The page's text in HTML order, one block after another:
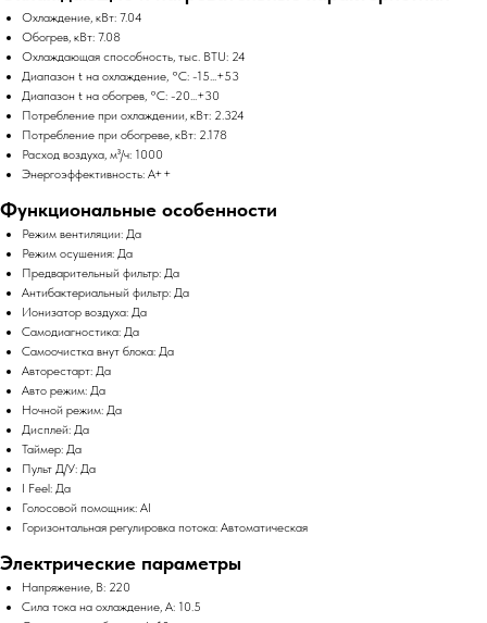
Охлаждение, кВт: 7.04
Обогрев, кВт: 7.08
Охлаждающая способность, тыс. BTU: 24
Диапазон t на охлаждение, °C: -15...+53
Диапазон t на обогрев, °C: -20...+30
Потребление при охлаждении, кВт: 2.324
Потребление при обогреве, кВт: 2.178
Расход воздуха, м³/ч: 1000
Энергоэффективность: A++
Функциональные особенности
Режим вентиляции: Да
Режим осушения: Да
Предварительный фильтр: Да
Антибактериальный фильтр: Да
Ионизатор воздуха: Да
Самодиагностика: Да
Самоочистка внут блока: Да
Авторестарт: Да
Авто режим: Да
Ночной режим: Да
Дисплей: Да
Таймер: Да
Пульт Д/У: Да
I Feel: Да
Голосовой помощник: AI
Горизонтальная регулировка потока: Автоматическая
Электрические параметры
Напряжение, В: 220
Сила тока на охлаждение, А: 10.5